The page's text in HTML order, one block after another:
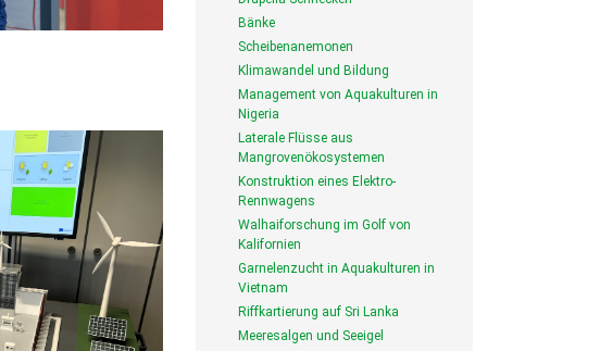
Bänke
Scheibenanemonen
Klimawandel und Bildung
Management von Aquakulturen in
Nigeria
Laterale Flüsse aus
Mangrovenökosystemen
Konstruktion eines Elektro-
Rennwagens
Walhaiforschung im Golf von
Kalifornien
Garnelenzucht in Aquakulturen in
Vietnam
Riffkartierung auf Sri Lanka
Meeresalgen und Seeigel